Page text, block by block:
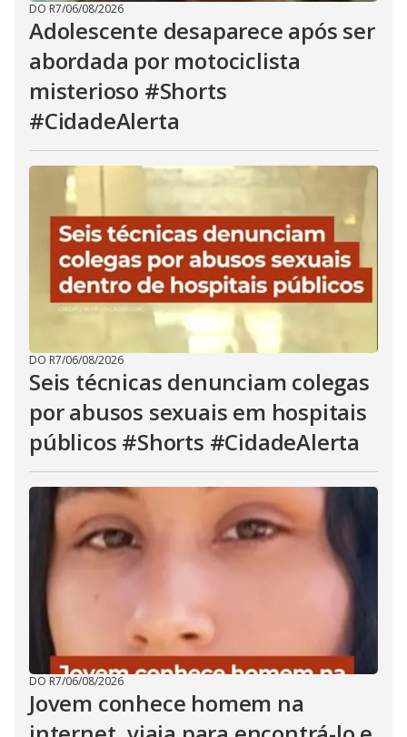
DO R7/06/08/2026
Adolescente desaparece após ser
abordada por motociclista
misterioso #Shorts
#CidadeAlerta
DO R7/06/08/2026
Seis técnicas denunciam colegas
por abusos sexuais em hospitais
públicos #Shorts #CidadeAlerta
DO R7/06/08/2026
Jovem conhece homem na